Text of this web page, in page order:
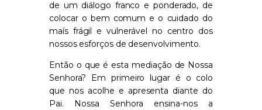
de um diálogo franco e ponderado, de
colocar o bem comum e o cuidado do
maís frágil e vulnerável no centro dos
nossos esforços de desenvolvimento.
Então o que é esta mediação de Nossa
Senhora? Em primeiro lugar é o colo
que nos acolhe e apresenta diante do
Pai. Nossa Senhora ensina-nos a